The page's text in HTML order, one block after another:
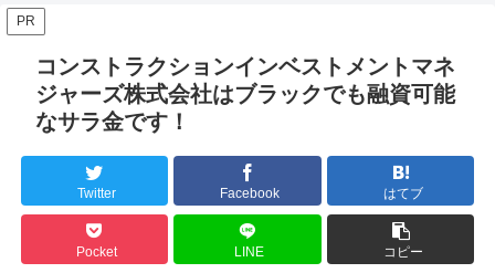
PR
コンストラクションインベストメントマネ
ジャーズ株式会社はブラックでも融資可能
なサラ金です！
Twitter Facebook はてブ
Pocket LINE コピー